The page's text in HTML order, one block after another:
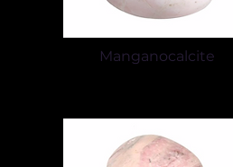
Manganocalcite